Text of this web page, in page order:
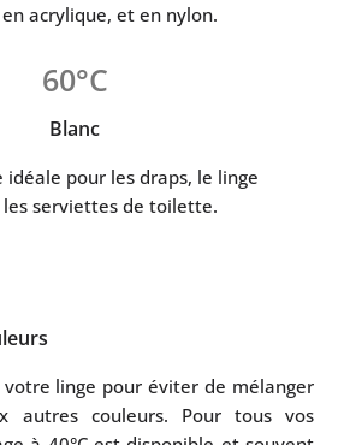
acrylique, et en nylon.
60°C
Blanc
pour les draps, le linge
serviettes de toilette.
linge pour éviter de mélanger
autres couleurs. Pour tous vos